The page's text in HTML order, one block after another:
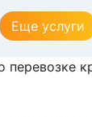
Еще услуги